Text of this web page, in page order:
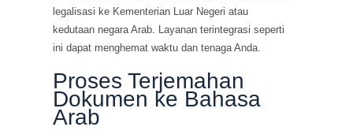
legalisasi ke Kementerian Luar Negeri atau
kedutaan negara Arab. Layanan terintegrasi seperti
ini dapat menghemat waktu dan tenaga Anda.
Proses Terjemahan
Dokumen ke Bahasa
Arab